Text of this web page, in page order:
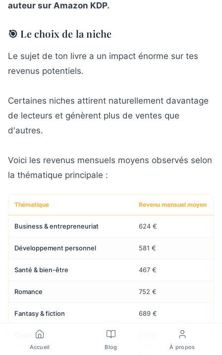
auteur sur Amazon KDP.
🎯 Le choix de la niche
Le sujet de ton livre a un impact énorme sur tes
revenus potentiels.
Certaines niches attirent naturellement davantage
de lecteurs et génèrent plus de ventes que
d'autres.
Voici les revenus mensuels moyens observés selon
la thématique principale :
Thématique Revenu mensuel moyen
Business & entrepreneuriat 624 €
Développement personnel 581 €
Santé & bien-être 467 €
Romance 752 €
Fantasy & fiction 689 €
Cuisine
Accueil Blog À propos